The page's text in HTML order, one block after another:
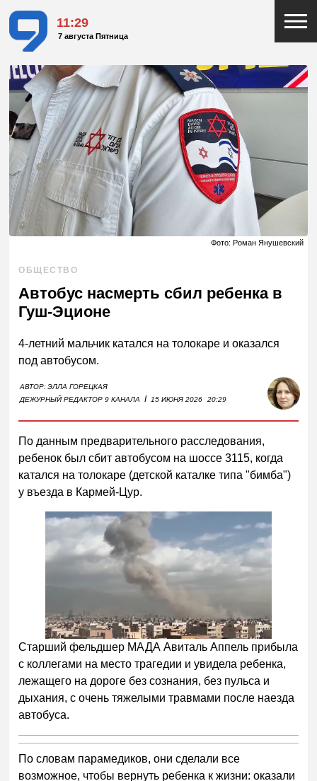
11:29
7 августа Пятница
Фото: Роман Янушевский
ОБЩЕСТВО
Автобус насмерть сбил ребенка в
Гуш-Эционе
4-летний мальчик катался на толокаре и оказался
под автобусом.
АВТОР:ЭЛЛА ГОРЕЦКАЯ
ДЕЖУРНЫЙ РЕДАКТОР 9 КАНАЛА
I 15 ИЮНЯ 2026 20:29
По данным предварительного расследования,
ребенок был сбит автобусом на шоссе 3115, когда
катался на толокаре (детской каталке типа "бимба")
у въезда в Кармей-Цур.
Старший фельдшер МАДА Авиталь Аппель прибыла
с коллегами на место трагедии и увидела ребенка,
лежащего на дороге без сознания, без пульса и
дыхания, с очень тяжелыми травмами после наезда
автобуса.
По словам парамедиков, они сделали все
возможное, чтобы вернуть ребенка к жизни: оказали